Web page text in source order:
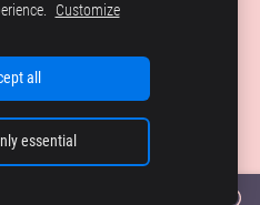
ir vairāk!
Customize
all
essential